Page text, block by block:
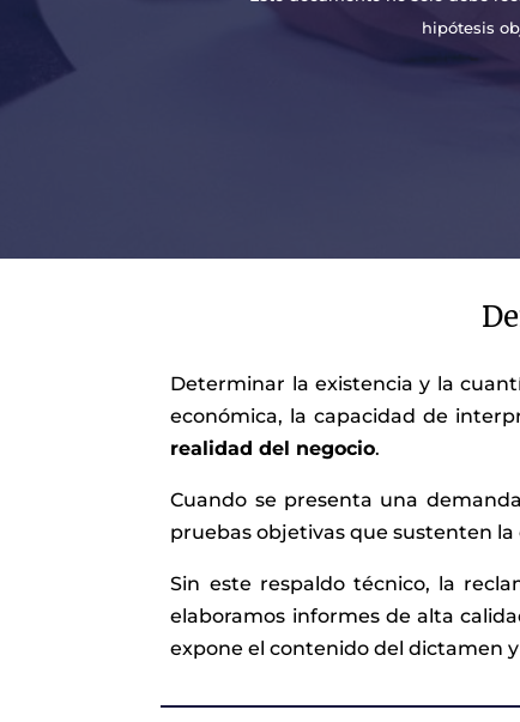
hipótesis
Determinar la existencia y la
económica, la capacidad de
realidad del negocio.
Cuando se presenta una
pruebas objetivas que sustenten
Sin este respaldo técnico, la
elaboramos informes de alta
expone el contenido del dictamen